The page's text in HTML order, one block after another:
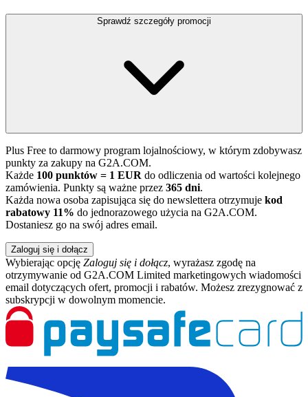
Sprawdź szczegóły promocji
Plus Free to darmowy program lojalnościowy, w którym zdobywasz
punkty za zakupy na G2A.COM.
Każde 100 punktów = 1 EUR do odliczenia od wartości kolejnego
zamówienia. Punkty są ważne przez 365 dni.
Każda nowa osoba zapisująca się do newslettera otrzymuje kod
rabatowy 11% do jednorazowego użycia na G2A.COM.
Dostaniesz go na swój adres email.
Zaloguj się i dołącz
Wybierając opcję Zaloguj się i dołącz, wyrażasz zgodę na
otrzymywanie od G2A.COM Limited marketingowych wiadomości
email dotyczących ofert, promocji i rabatów. Możesz zrezygnować z
subskrypcji w dowolnym momencie.